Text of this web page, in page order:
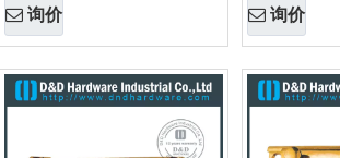
询价 询价